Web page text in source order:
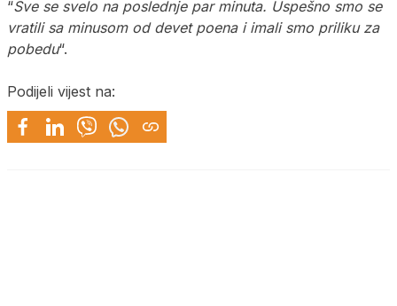
“Sve se svelo na poslednje par minuta. Uspešno smo se
vratili sa minusom od devet poena i imali smo priliku za
pobedu“.
Podijeli vijest na: